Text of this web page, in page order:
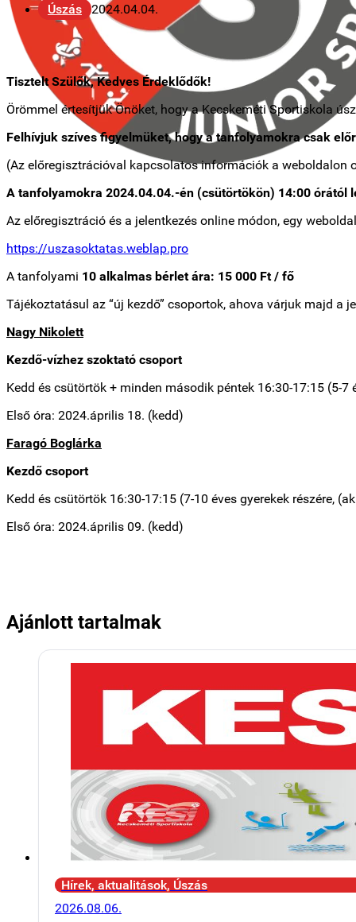
Úszás 2024.04.04.
Tisztelt Szülők, Kedves Érdeklődők!
Örömmel értesítjük Önöket, hogy a Kecskeméti Sportiskola
Felhívjuk szíves figyelmüket, hogy a tanfolyamokra csak
(Az előregisztrációval kapcsolatos információk a weboldalon
A tanfolyamokra 2024.04.04.-én (csütörtökön) 14:00 órától
Az előregisztráció és a jelentkezés online módon, egy
https://uszasoktatas.weblap.pro
A tanfolyami 10 alkalmas bérlet ára: 15 000 Ft / fő
Tájékoztatásul az “új kezdő” csoportok, ahova várjuk majd a
Nagy Nikolett
Kezdő-vízhez szoktató csoport
Kedd és csütörtök + minden második péntek 16:30-17:15 (5-
Első óra: 2024.április 18. (kedd)
Faragó Boglárka
Kezdő csoport
Kedd és csütörtök 16:30-17:15 (7-10 éves gyerekek részére,
Első óra: 2024.április 09. (kedd)
Ajánlott tartalmak
Hírek, aktualitások, Úszás
2026.08.06.